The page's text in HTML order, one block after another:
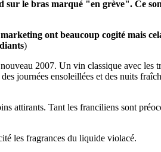
le bras marqué "en grève". Ce
ont beaucoup cogité mais
)
2007. Un vin classique avec les
journées ensoleillées et des nuits
attirants. Tant les franciliens sont
les fragrances du liquide violacé.